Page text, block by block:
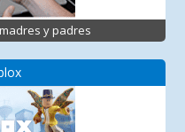
y padres